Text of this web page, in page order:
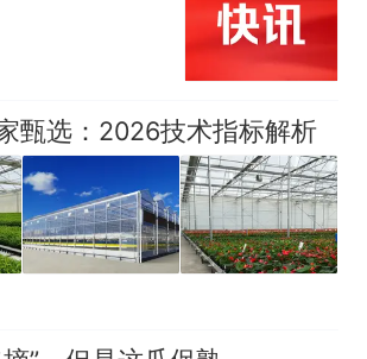
甄选：2026技术指标解析